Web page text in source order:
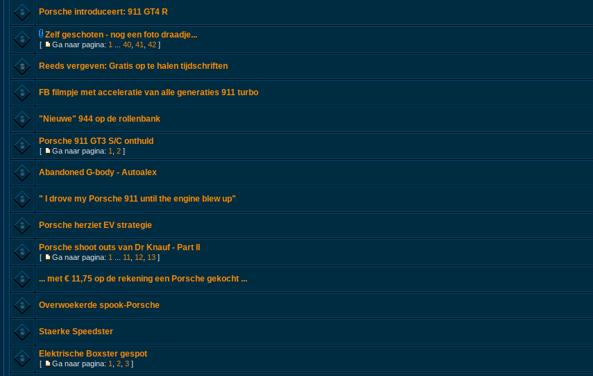
Porsche introduceert: 911 GT4 R
Zelf geschoten - nog een foto draadje...
[ Ga naar pagina: 1 40 41 42 ]
Reeds vergeven: Gratis op te halen tijdschriften
FB filmpje met acceleratie van alle generaties 911 turbo
"Nieuwe" 944 op de rollenbank
Porsche 911 GT3 S/C onthuld
[ Ga naar pagina: 1 2 ]
Abandoned G-body - Autoalex
" I drove my Porsche 911 until the engine blew up"
Porsche herziet EV strategie
Porsche shoot outs van Dr Knauf - Part II
[ Ga naar pagina: 1 11 12 13 ]
... met € 11,75 op de rekening een Porsche gekocht ...
Overwoekerde spook-Porsche
Staerke Speedster
Elektrische Boxster gespot
[ Ga naar pagina: 1 2 3 ]